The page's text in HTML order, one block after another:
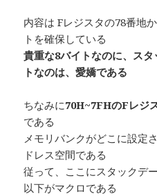
内容は Fレジスタの78番地
トを確保している
貴重な8バイトなのに、ス
トなのは、愛嬌である
ちなみに70H~7FHのFレジ
である
メモリバンクがどこに設定
ドレス空間である
従って、ここにスタックデ
以下がマクロである